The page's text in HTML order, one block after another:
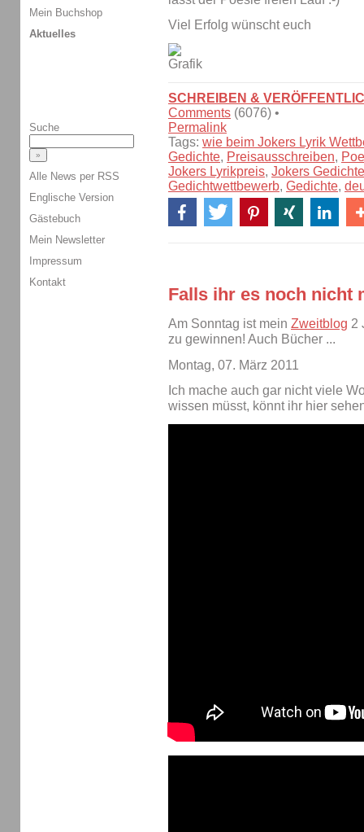
Viel Erfolg wünscht euch
SCHREIBEN &
Comments (6076) •
Permalink
Tags: wie beim Jokers Lyrik
Gedichte, Preisausschreiben,
Jokers Lyrikpreis, Jokers
Gedichtwettbewerb, Gedichte,
Falls ihr es noch nicht
Am Sonntag ist mein Zweitblog 2
zu gewinnen! Auch Bücher ...
Montag, 07. März 2011
Ich mache auch gar nicht viele
wissen müsst, könnt ihr hier
Mein Buchshop
Aktuelles
Suche
Alle News per RSS
Englische Version
Gästebuch
Mein Newsletter
Impressum
Kontakt